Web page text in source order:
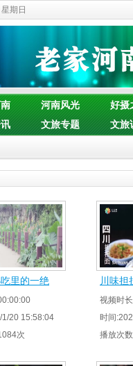
期日
河南风光
好摄
文旅专题 文旅
里的一绝
1/20 15:58:04
次
川味担
视频时
时间
播放次